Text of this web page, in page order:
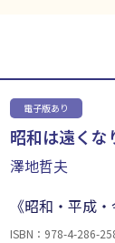
電子版あり
昭和は遠くな
澤地哲夫
《昭和・平成
明・理解不能
ISBN：978-4-286-